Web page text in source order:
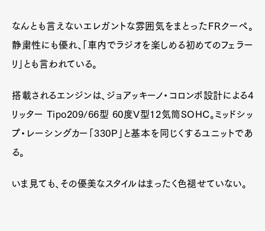
なんとも言えないエレガントな雰囲気をまとったFRクーペ。
静粛性にも優れ、「車内でラジオを楽しめる初めてのフェラー
リ」とも言われている。
搭載されるエンジンは、ジョアッキーノ・コロンボ設計による4
リッター Tipo209/66型 60度V型12気筒SOHC。ミッドシッ
プ・レーシングカー「330P」と基本を同じくするユニットであ
る。
いま見ても、その優美なスタイルはまったく色褪せていない。